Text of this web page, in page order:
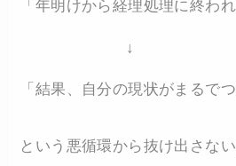
「年明けから経理処理に終われ
↓
「結果、自分の現状がまるで
という悪循環から抜け出さな